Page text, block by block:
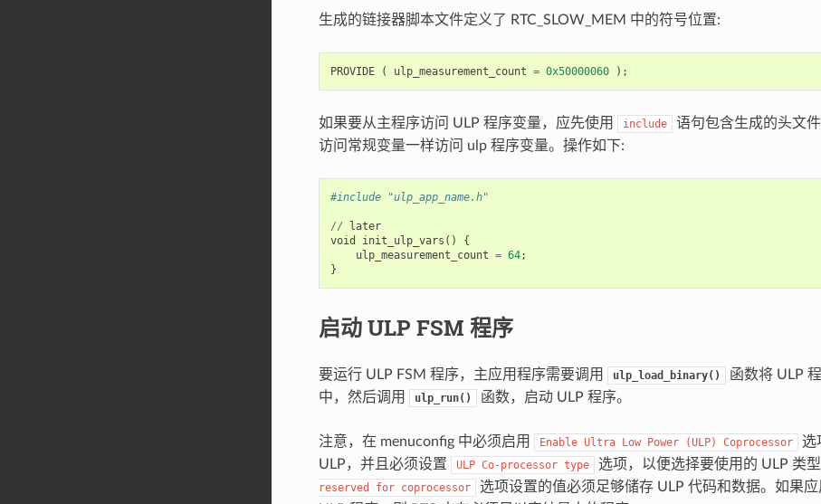
生成的链接器脚本文件定义了 RTC_SLOW_MEM 中的符号位置:
PROVIDE ( ulp_measurement_count = 0x50000060 );
如果要从主程序访问 ULP 程序变量，应先使用 include
语句包含生成的头文
访问常规变量一样访问 ulp 程序变量。操作如下:
#include "ulp_app_name.h"
//
later
void
init_ulp_vars ()
{
ulp_measurement_count = 64;
}
启动 ULP FSM 程序
要运行 ULP FSM 程序，主应用程序需要调用 ulp_load_binary()
函数将 ULP
中，然后调用
ulp_run() 函数，启动 ULP 程序。
注意，在 menuconfig 中必须启用 Enable Ultra Low Power (ULP) Coprocessor
选
ULP，并且必须设置
ULP Co-processor type 选项，以便选择要使用的 ULP 类型
reserved
for coprocessor
选项设置的值必须足够储存 ULP 代码和数据。如果